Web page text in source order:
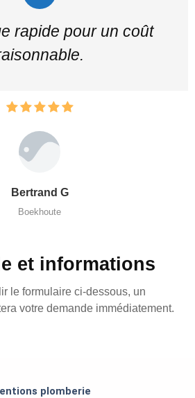
rapide pour un coût
Bertrand G
Boekhoute
et informations
le formulaire ci-dessous, un
votre demande immédiatement.
plomberie